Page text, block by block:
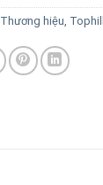
Thương hiệu, Tophill